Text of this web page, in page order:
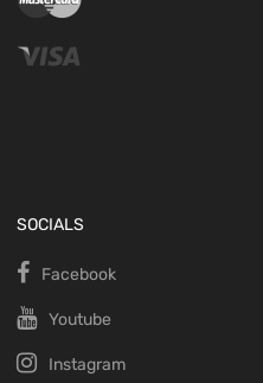
SOCIALS
Facebook
Youtube
Instagram